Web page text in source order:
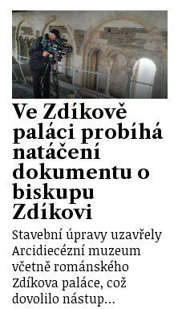
Ve Zdíkově
paláci probíhá
natáčení
dokumentu o
biskupu
Zdíkovi
Stavební úpravy uzavřely
Arcidiecézní muzeum
včetně románského
Zdíkova paláce, což
dovolilo nástup…